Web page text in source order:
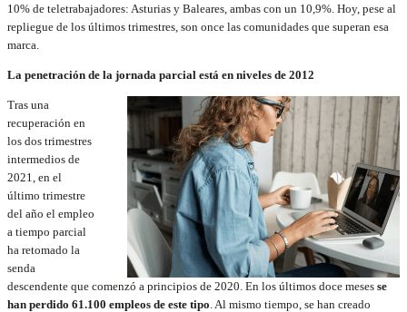
10% de teletrabajadores: Asturias y Baleares, ambas con un 10,9%. Hoy, pese al
repliegue de los últimos trimestres, son once las comunidades que superan esa
marca.
La penetración de la jornada parcial está en niveles de 2012
Tras una
recuperación en
los dos trimestres
intermedios de
2021, en el
último trimestre
del año el empleo
a tiempo parcial
ha retomado la
senda
descendente que comenzó a principios de 2020. En los últimos doce meses se
han perdido 61.100 empleos de este tipo . Al mismo tiempo, se han creado